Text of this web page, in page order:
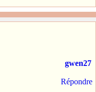
gwen27
Répondre